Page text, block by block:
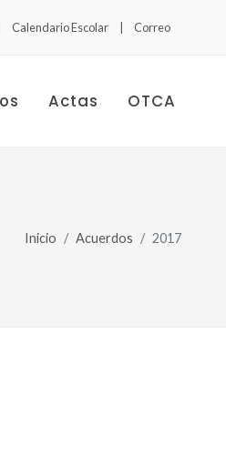
Calendario Escolar Correo
Actas OTCA
Inicio Acuerdos 2017